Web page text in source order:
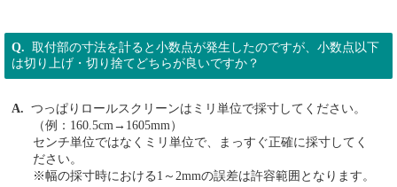
取付部の寸法を計ると小数点が発生したのですが、小数点以下
は切り上げ・切り捨てどちらが良いですか？
つっぱりロールスクリーンはミリ単位で採寸してください。
（例：160.5cm→1605mm）
センチ単位ではなくミリ単位で、まっすぐ正確に採寸してく
ださい。
※幅の採寸時における1～2mmの誤差は許容範囲となります。